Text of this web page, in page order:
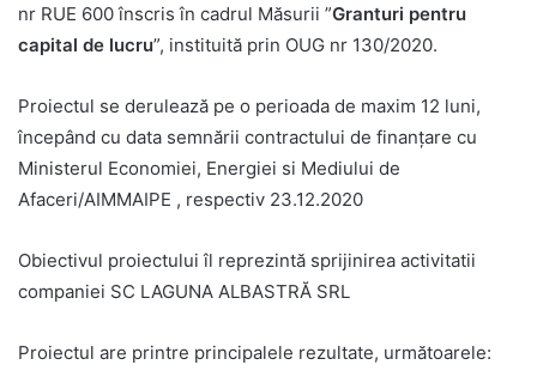
nr RUE 600 înscris în cadrul Măsurii ”Granturi pentru
capital de lucru”, instituită prin OUG nr 130/2020.
Proiectul se derulează pe o perioada de maxim 12 luni,
începând cu data semnării contractului de finanțare cu
Ministerul Economiei, Energiei si Mediului de
Afaceri/AIMMAIPE , respectiv 23.12.2020
Obiectivul proiectului îl reprezintă sprijinirea activitatii
companiei SC LAGUNA ALBASTRĂ SRL
Proiectul are printre principalele rezultate, următoarele: